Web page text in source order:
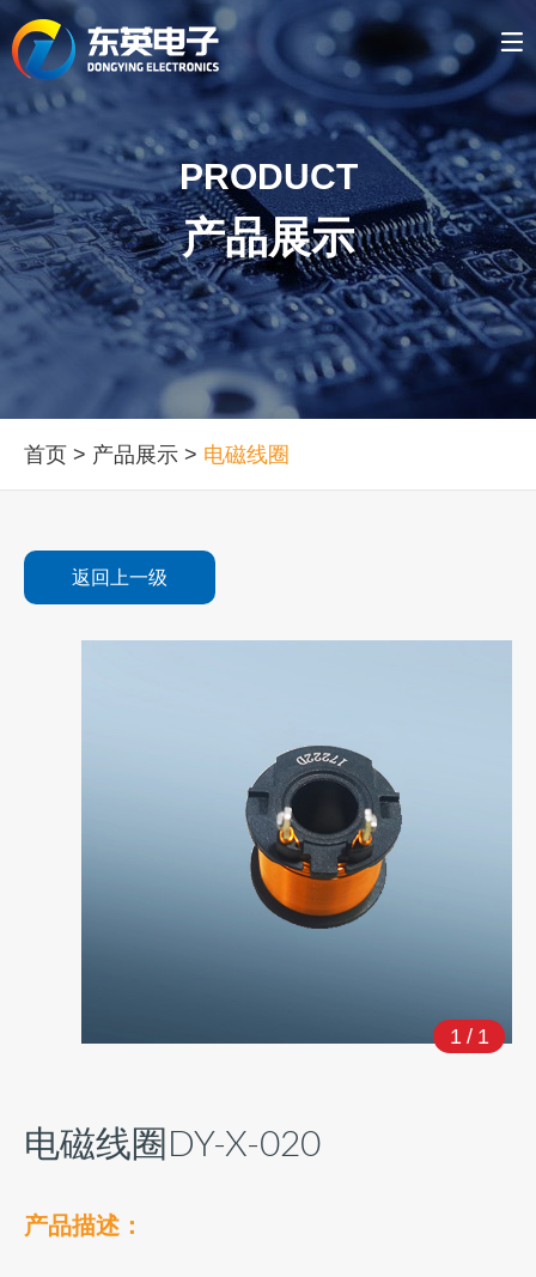
PRODUCT
产品展示
首页 > 产品展示 > 电磁线圈
返回上一级
1 / 1
电磁线圈DY-X-020
产品描述：